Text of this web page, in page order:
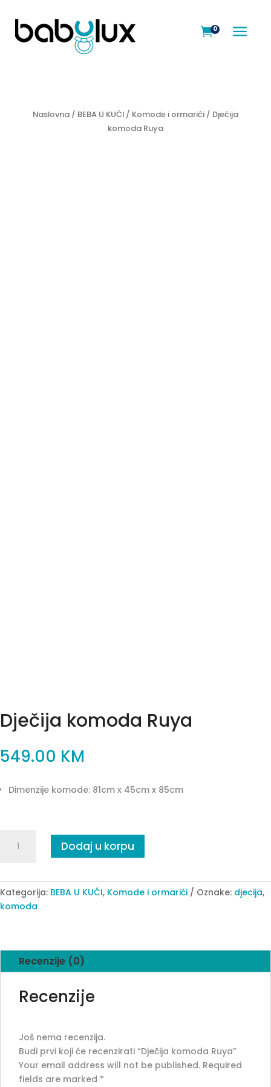
a
0
Naslovna/ BEBA U KUĆI/ Komode i ormarići/ Dječija
komoda Ruya
Dječija komoda Ruya
549.00 KM
Dimenzije komode: 81cm x 45cm x 85cm
komoda
Dodaj u korpu
Kategorija: BEBA U KUĆI, Komode i ormarići Oznake: djecija,
komoda
Recenzije (0)
Recenzije
Još nema recenzija.
Budi prvi koji će recenzirati “Dječija komoda Ruya”
Your email address will not be published. Required
fields are marked *